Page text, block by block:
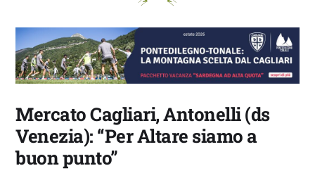
Mercato Cagliari, Antonelli (ds
Venezia): “Per Altare siamo a
buon punto”